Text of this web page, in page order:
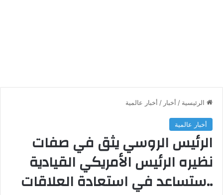
الرئيسية / أخبار / أخبار عالمية
أخبار عالمية
الرئيس الروسي يثق في صفات
نظيره الرئيس الأمريكي القيادية
..ستساعد في استعادة العلاقات